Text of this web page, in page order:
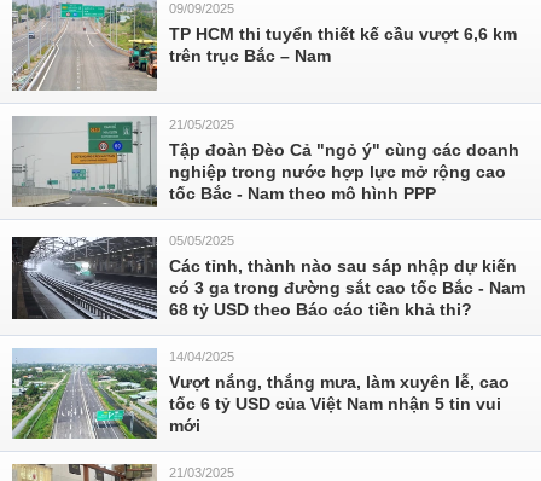
09/09/2025
TP HCM thi tuyển thiết kế cầu vượt 6,6 km
trên trục Bắc – Nam
21/05/2025
Tập đoàn Đèo Cả "ngỏ ý" cùng các doanh
nghiệp trong nước hợp lực mở rộng cao
tốc Bắc - Nam theo mô hình PPP
05/05/2025
Các tỉnh, thành nào sau sáp nhập dự kiến
có 3 ga trong đường sắt cao tốc Bắc - Nam
68 tỷ USD theo Báo cáo tiền khả thi?
14/04/2025
Vượt nắng, thắng mưa, làm xuyên lễ, cao
tốc 6 tỷ USD của Việt Nam nhận 5 tin vui
mới
21/03/2025